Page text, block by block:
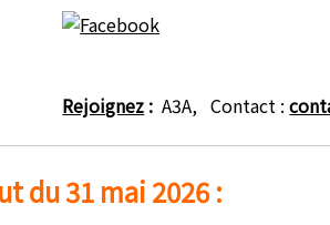
Rejoignez :A3A, Contact :
du 31 mai 2026 :